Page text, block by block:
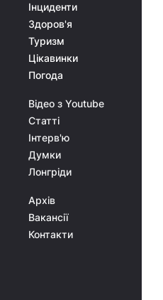
Інциденти
Здоров'я
Туризм
Цікавинки
Погода
Відео з Youtube
Статті
Інтерв'ю
Думки
Лонгріди
Архів
Вакансії
Контакти